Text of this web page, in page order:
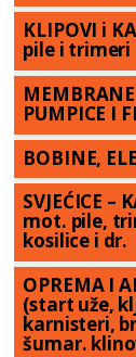
KLIPOVI i
pile i trimeri
PUMPICE I
BOBINE,
SVJEĆICE –
mot. pile,
kosilice i dr.
OPREMA I
(start uže,
karnisteri,
šumar.